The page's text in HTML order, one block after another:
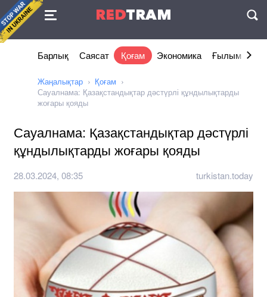
REDTRAM
Келісімі
Барлық Саясат Қоғам Экономика Ғылым және
Жаңалықтар
Қоғам
Сауалнама: Қазақстандықтар дәстүрлі құндылықтарды
жоғары қояды
Сауалнама: Қазақстандықтар дәстүрлі
құндылықтарды жоғары қояды
28.03.2024, 08:35 turkistan.today